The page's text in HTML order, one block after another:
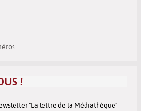
!
"La lettre de la Médiathèque"